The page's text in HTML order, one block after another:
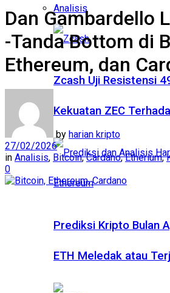
Analisis
Zcash Uji Resistensi
Kekuatan ZEC
Prediksi Kripto Bulan
ETH Meledak atau
Dan Gambardello
-Tanda Bottom di
Ethereum, dan
by harian kripto
27/02/2026
in Analisis, Bitcoin,Cardano,Etherium,
0